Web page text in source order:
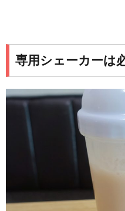
専用シェーカーは